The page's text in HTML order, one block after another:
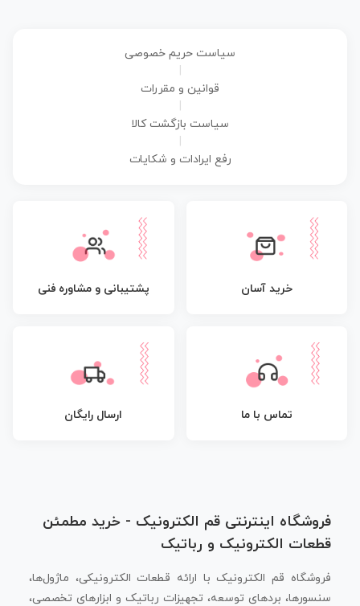
سیاست حریم خصوصی
قوانین و مقررات
سیاست بازگشت کالا
رفع ایرادات و شکایات
خرید آسان پشتیبانی و مشاوره فنی
تماس با ما ارسال رایگان
فروشگاه اینترنتی قم الکترونیک - خرید مطمئن
قطعات الکترونیک و رباتیک
فروشگاه قم الکترونیک با ارائه قطعات الکترونیکی، ماژول‌ها،
سنسورها، بردهای توسعه، تجهیزات رباتیک و ابزارهای تخصصی،